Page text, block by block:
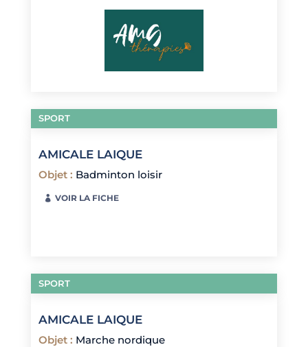
SPORT
AMICALE LAIQUE
Objet : Badminton loisir
VOIR LA FICHE
SPORT
AMICALE LAIQUE
Objet : Marche nordique